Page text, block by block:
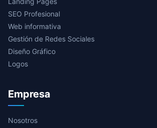
SEO Profesional
Web informativa
Gestión de Redes Sociales
Diseño Gráfico
Logos
Empresa
Nosotros